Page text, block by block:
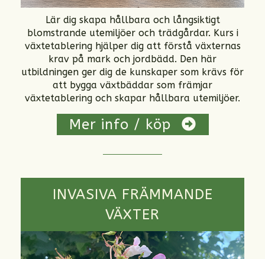
Lär dig skapa hållbara och långsiktigt
blomstrande utemiljöer och trädgårdar. Kurs i
växtetablering hjälper dig att förstå växternas
krav på mark och jordbädd. Den här
utbildningen ger dig de kunskaper som krävs för
att bygga växtbäddar som främjar
växtetablering och skapar hållbara utemiljöer.
Mer info / köp
INVASIVA FRÄMMANDE
VÄXTER